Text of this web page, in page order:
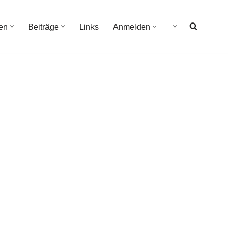
Beiträge Links Anmelden